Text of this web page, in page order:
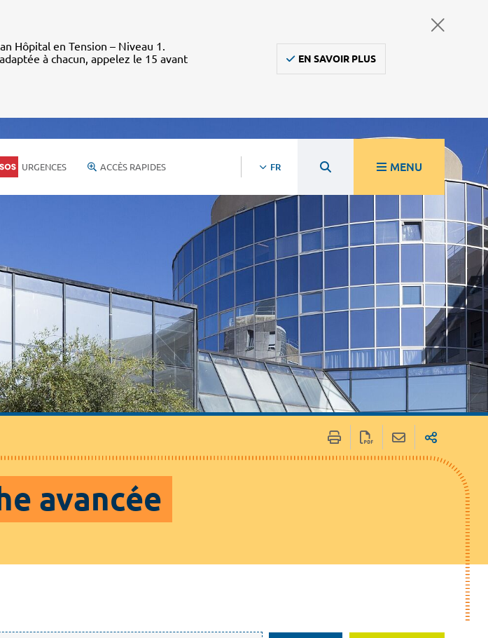
Hôpital en Tension – Niveau 1.
à chacun, appelez le 15 avant
EN SAVOIR PLUS
URGENCES ACCÈS RAPIDES FR MENU
avancée